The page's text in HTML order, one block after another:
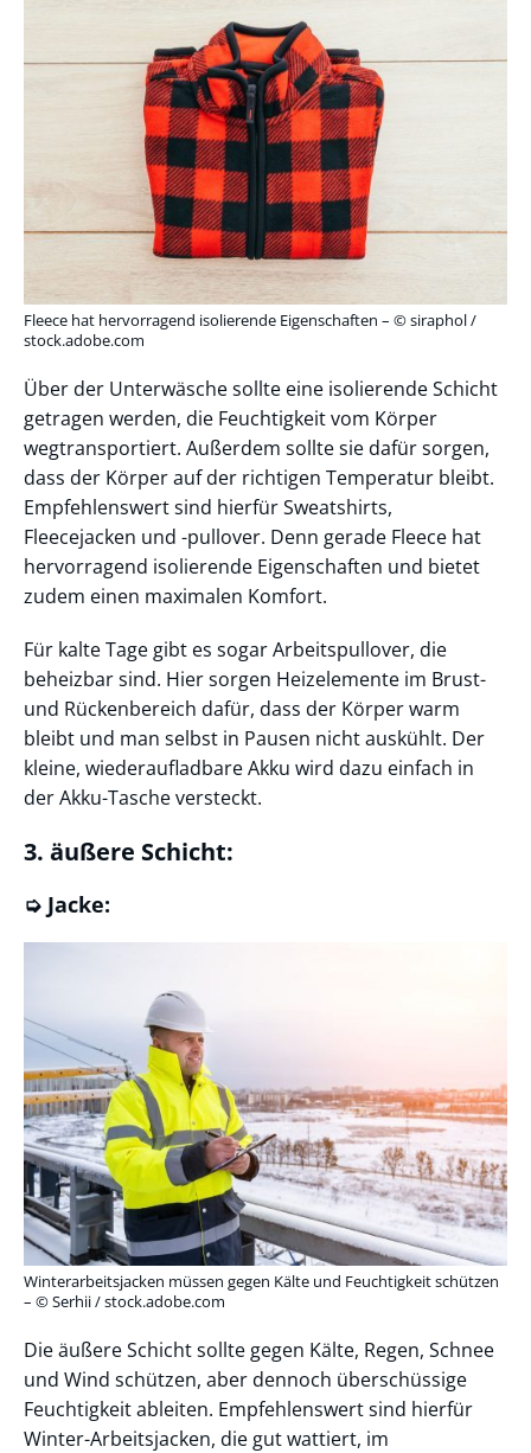
Fleece hat hervorragend isolierende Eigenschaften – © siraphol /
stock.adobe.com
Über der Unterwäsche sollte eine isolierende Schicht
getragen werden, die Feuchtigkeit vom Körper
wegtransportiert. Außerdem sollte sie dafür sorgen,
dass der Körper auf der richtigen Temperatur bleibt.
Empfehlenswert sind hierfür Sweatshirts,
Fleecejacken und -pullover. Denn gerade Fleece hat
hervorragend isolierende Eigenschaften und bietet
zudem einen maximalen Komfort.
Für kalte Tage gibt es sogar Arbeitspullover, die
beheizbar sind. Hier sorgen Heizelemente im Brust-
und Rückenbereich dafür, dass der Körper warm
bleibt und man selbst in Pausen nicht auskühlt. Der
kleine, wiederaufladbare Akku wird dazu einfach in
der Akku-Tasche versteckt.
3. äußere Schicht:
➭ Jacke:
Winterarbeitsjacken müssen gegen Kälte und Feuchtigkeit schützen
– © Serhii / stock.adobe.com
Die äußere Schicht sollte gegen Kälte, Regen, Schnee
und Wind schützen, aber dennoch überschüssige
Feuchtigkeit ableiten. Empfehlenswert sind hierfür
Winter-Arbeitsjacken, die gut wattiert, im